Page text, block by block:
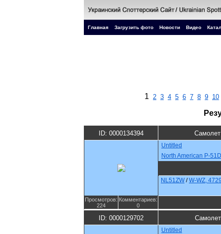
Главная Загрузить фото Новости Видео
1 2 3 4 5 6 7 8 9 10
ID: 0000134394
Untitled
North American P-
NL51ZW /W-WZ,
Просмотров:
224
Комментариев:
0
ID: 0000129702
Untitled